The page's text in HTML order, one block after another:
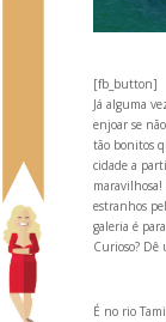
[fb_button]
Já alguma
enjoar se
tão bonitos
cidade a
estranhos
galeria é
Curioso? Dê
É no rio